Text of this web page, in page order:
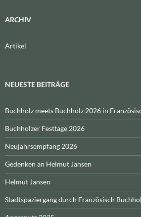
ARCHIV
Artikel
NEUESTE BEITRÄGE
Buchholz meets Buchholz 2026 in
Buchholzer Festtage 2026
Neujahrsempfang 2026
Gedenken an Helmut Jansen
Helmut Jansen
Stadtspaziergang durch Französisch